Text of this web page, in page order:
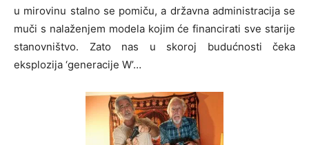
u mirovinu stalno se pomiču, a državna administracija se
muči s nalaženjem modela kojim će financirati sve starije
stanovništvo. Zato nas u skoroj budućnosti čeka
eksplozija ‘generacije W’…